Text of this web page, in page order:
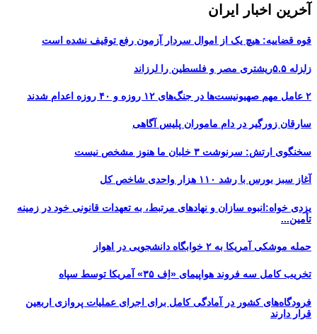
آخرین اخبار ایران
قوه قضاییه: هیچ یک از اموال سردار آزمون رفع توقیف نشده است
زلزله ۵.۵ریشتری مصر و فلسطین را لرزاند
۲ عامل مهم صهیونیست‌ها در جنگ‌های ۱۲ روزه و ۴۰ روزه اعدام شدند
سارقان زورگیر در دام ماموران پلیس آگاهی
سخنگوی ارتش: سرنوشت ۳ خلبان ما هنوز مشخص نیست
آغاز سبز بورس با رشد ۱۱۰ هزار واحدی شاخص کل
یزدی خواه:انبوه سازان و نهادهای مرتبط، به تعهدات قانونی خود در زمینه
تأمین...
حمله موشکی آمریکا به ۲ خوابگاه دانشجویی در اهواز
تخریب کامل سه فروند هواپیمای «اِف ۳۵» آمریکا توسط سپاه
فرودگاه‌های کشور در آمادگی کامل برای اجرای عملیات پروازی اربعین
قرار دارند